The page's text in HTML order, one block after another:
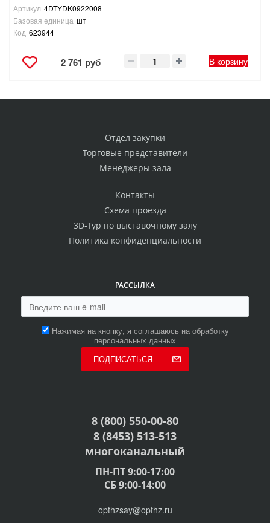
Артикул 4DTYDK0922008
Базовая единица шт
Код 623944
2 761 руб В корзину
Отдел закупки
Торговые представители
Менеджеры зала
Контакты
Схема проезда
3D-Тур по выставочному залу
Политика конфиденциальности
РАССЫЛКА
Нажимая на кнопку, я соглашаюсь на обработку
персональных данных
ПОДПИСАТЬСЯ
8 (800) 550-00-80
8 (8453) 513-513
многоканальный
ПН-ПТ 9:00-17:00
СБ 9:00-14:00
opthzsay@opthz.ru